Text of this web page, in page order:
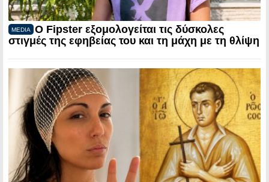
MEDIA
Ο Fipster εξομολογείται τις δύσκολες
στιγμές της εφηβείας του και τη μάχη με τη θλίψη